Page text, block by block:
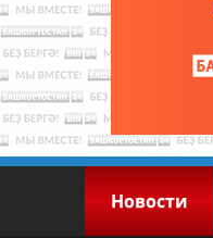
Новости